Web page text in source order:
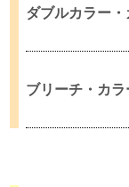
ダブルカラー・
ブリーチ・カラ